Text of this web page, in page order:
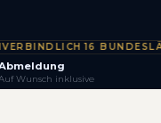
·16 BUNDESLÄNDER
Wunsch inklusive